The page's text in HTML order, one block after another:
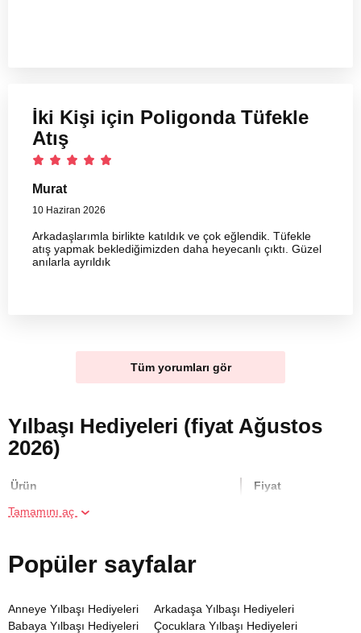
İki Kişi için Poligonda Tüfekle
Atış
Murat
10 Haziran 2026
Arkadaşlarımla birlikte katıldık ve çok eğlendik. Tüfekle
atış yapmak beklediğimizden daha heyecanlı çıktı. Güzel
anılarla ayrıldık
Tüm yorumları gör
Yılbaşı Hediyeleri (fiyat Ağustos
2026)
Ürün Fiyat
Hamak Yoga Kursu
İki Kişi için Poligonda Tüfekle Atış 5760 TL
Tamamını aç
Popüler sayfalar
Anneye Yılbaşı Hediyeleri
Arkadaşa Yılbaşı Hediyeleri
Babaya Yılbaşı Hediyeleri
Çocuklara Yılbaşı Hediyeleri